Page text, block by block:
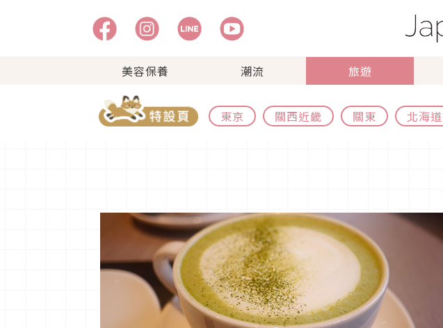
美容保養 潮流 旅遊
東京 關西近畿 關東 北海道